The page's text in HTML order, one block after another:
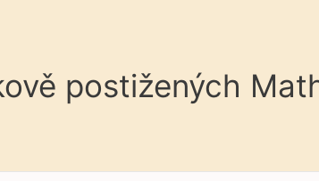
postižených